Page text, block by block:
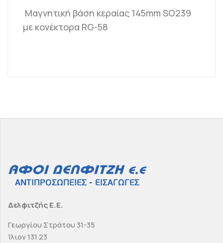
Μαγνητική βάση κεραίας 145mm SO239
με κονέκτορα RG-58
Δελφιτζής Ε.Ε.
Γεωργίου Στράτου 31-35
Ίλιον 131 23